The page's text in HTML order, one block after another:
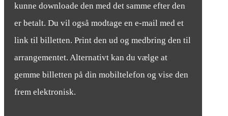
kunne downloade den med det samme efter den
er betalt. Du vil også modtage en e-mail med et
link til billetten. Print den ud og medbring den til
arrangementet. Alternativt kan du vælge at
gemme billetten på din mobiltelefon og vise den
frem elektronisk.